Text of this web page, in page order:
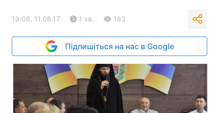
19:08, 11.08.17 1 хв. 183
Підпишіться на нас в Google